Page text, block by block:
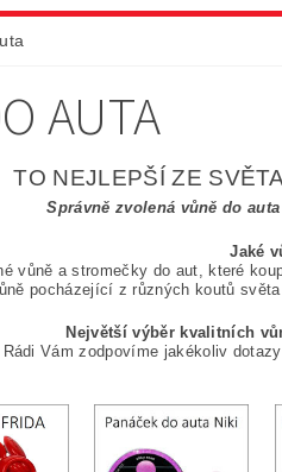
ÚDAJŮ
AUTA
TO NEJLEPŠÍ ZE
Správně zvolená vůně do
Jaké
vůně a stromečky do aut, které
pocházející z různých koutů
Největší výběr kvalitních
Rádi Vám zodpovíme jakékoliv